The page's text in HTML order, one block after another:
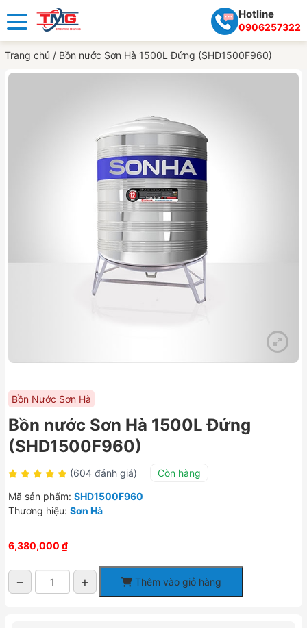
Hotline
0906257322
Trang chủ / Bồn nước Sơn Hà 1500L Đứng (SHD1500F960)
Bồn Nước Sơn Hà
Bồn nước Sơn Hà 1500L Đứng
(SHD1500F960)
(604 đánh giá)
Còn hàng
Mã sản phẩm: SHD1500F960
Thương hiệu: Sơn Hà
6,380,000 ₫
− + Thêm vào giỏ hàng